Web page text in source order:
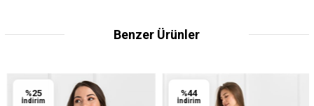
Benzer Ürünler
%25
İndirim
%44
İndirim